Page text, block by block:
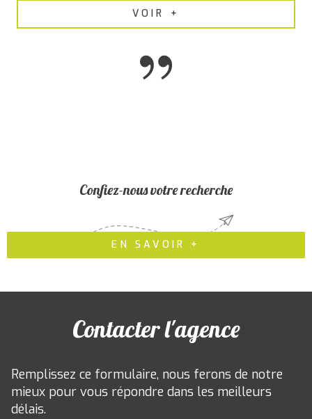
VOIR +
Confiez-nous votre recherche
EN SAVOIR +
Contacter l'agence
Remplissez ce formulaire, nous ferons de notre
mieux pour vous répondre dans les meilleurs
délais.